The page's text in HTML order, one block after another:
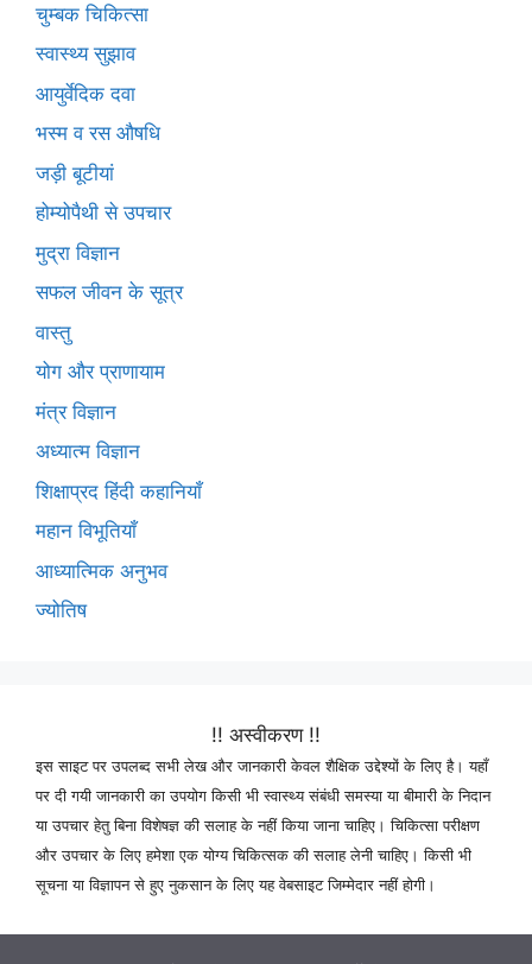
चुम्बक चिकित्सा
स्वास्थ्य सुझाव
आयुर्वेदिक दवा
भस्म व रस औषधि
जड़ी बूटीयां
होम्योपैथी से उपचार
मुद्रा विज्ञान
सफल जीवन के सूत्र
वास्तु
योग और प्राणायाम
मंत्र विज्ञान
अध्यात्म विज्ञान
शिक्षाप्रद हिंदी कहानियाँ
महान विभूतियाँ
आध्यात्मिक अनुभव
ज्योतिष
!! अस्वीकरण !!
इस साइट पर उपलब्द सभी लेख और जानकारी केवल शैक्षिक उद्देश्यों के लिए है। यहाँ
पर दी गयी जानकारी का उपयोग किसी भी स्वास्थ्य संबंधी समस्या या बीमारी के निदान
या उपचार हेतु बिना विशेषज्ञ की सलाह के नहीं किया जाना चाहिए। चिकित्सा परीक्षण
और उपचार के लिए हमेशा एक योग्य चिकित्सक की सलाह लेनी चाहिए। किसी भी
सूचना या विज्ञापन से हुए नुकसान के लिए यह वेबसाइट जिम्मेदार नहीं होगी।